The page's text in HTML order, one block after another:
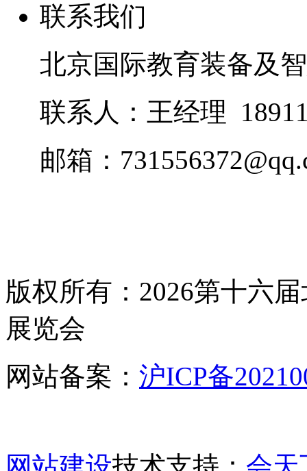
联系我们
北京国际教育装备及
联系人：王经理
邮箱：
版权所有：2026第十六
展览会
网站备案： 沪ICP备